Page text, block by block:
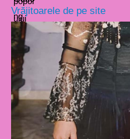
Vrăjitoarele de pe site